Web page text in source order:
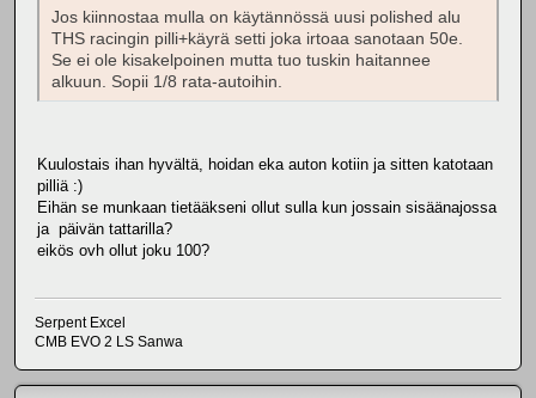
Jos kiinnostaa mulla on käytännössä uusi polished alu
THS racingin pilli+käyrä setti joka irtoaa sanotaan 50e.
Se ei ole kisakelpoinen mutta tuo tuskin haitannee
alkuun. Sopii 1/8 rata-autoihin.
Kuulostais ihan hyvältä, hoidan eka auton kotiin ja sitten katotaan
pilliä :)
Eihän se munkaan tietääkseni ollut sulla kun jossain sisäänajossa
ja päivän tattarilla?
eikös ovh ollut joku 100?
Serpent Excel
CMB EVO 2 LS Sanwa